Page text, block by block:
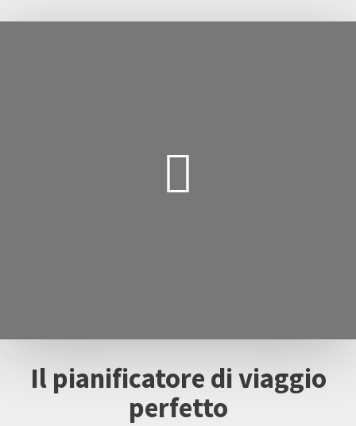
Il pianificatore di viaggio
perfetto